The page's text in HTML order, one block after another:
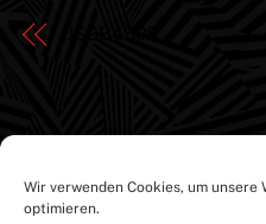
Wir verwenden Cookies, um unsere
optimieren.
UNTERSTÜTZT VON: